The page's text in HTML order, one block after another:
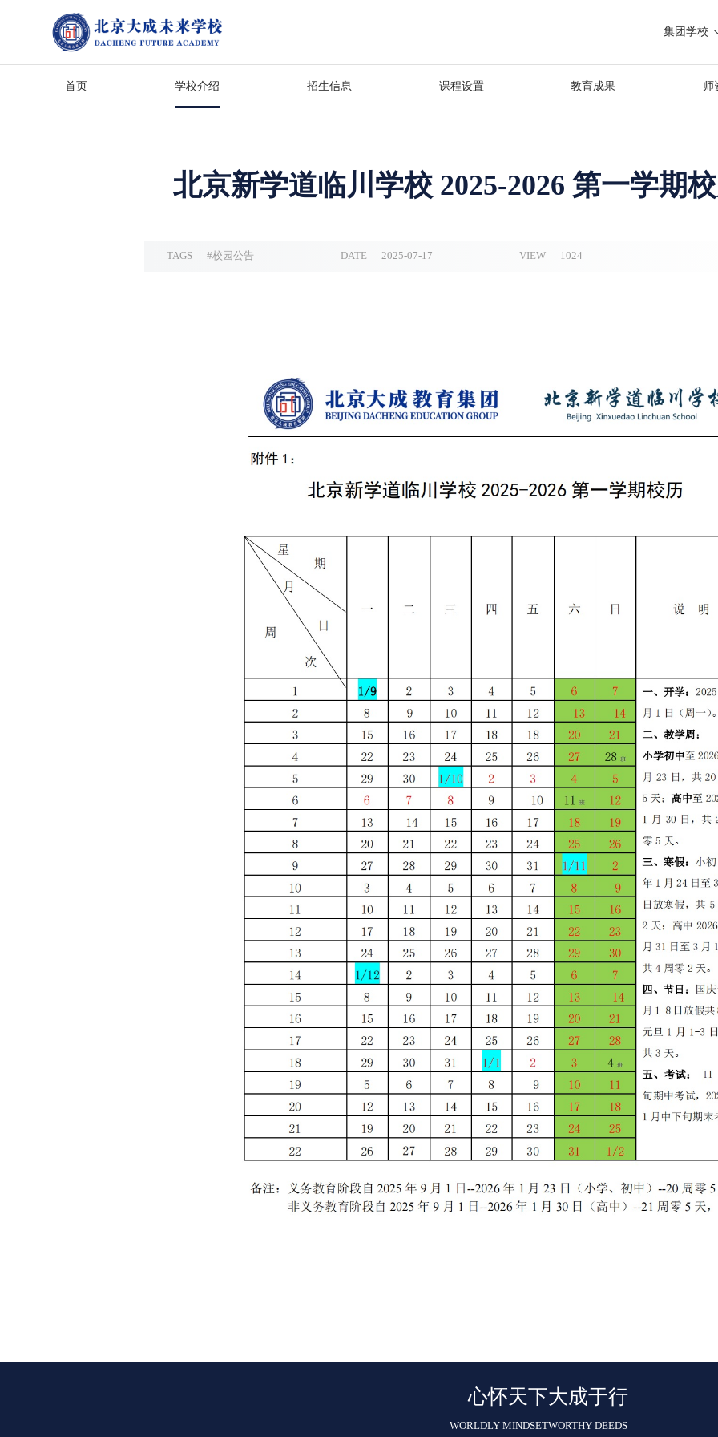
集团学校
首页 学校介绍 招生信息 课程设置 教育成果 师
北京新学道临川学校 2025-2026 第一学期
TAGS #校园公告 DATE 2025-07-17 VIEW 1024
心怀天下
WORLDLY MINDSET
大成于行
WORTHY DEEDS